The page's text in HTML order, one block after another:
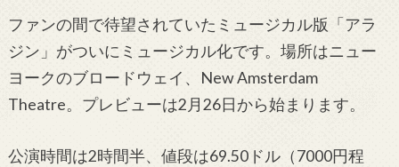
ファンの間で待望されていたミュージカル版「アラ
ジン」がついにミュージカル化です。場所はニュー
ヨークのブロードウェイ、New Amsterdam
Theatre。プレビューは2月26日から始まります。
公演時間は2時間半、値段は69.50ドル（7000円程